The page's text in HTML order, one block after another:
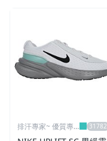
排汗專家~ 優質專